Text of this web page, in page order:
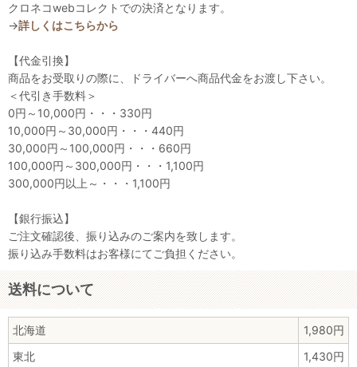
クロネコwebコレクトでの決済となります。
→詳しくはこちらから
【代金引換】
商品をお受取りの際に、ドライバーへ商品代金をお渡し下さい。
＜代引き手数料＞
0円～10,000円・・・330円
10,000円～30,000円・・・440円
30,000円～100,000円・・・660円
100,000円～300,000円・・・1,100円
300,000円以上～・・・1,100円
【銀行振込】
ご注文確認後、振り込みのご案内を致します。
振り込み手数料はお客様にてご負担ください。
送料について
北海道
1,980円
東北
1,430円